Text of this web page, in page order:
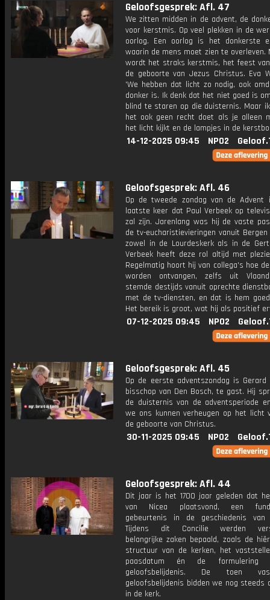
Geloofsgesprek: Afl. 47
We zitten midden in de advent, de
voor kerstmis. Op veel plekken in de
oorlog. Een oorlog is het donkerste
waarin de mens moet zien te overleven.
wordt het straks kerstmis, het feest
de geboorte van Jezus Christus. Eva
'We hebben dat licht zo nodig, ook
donker is. Ik denk dat het niet goed is
blind te staren op die duisternis. Maar
het ook geen recht doet als je alleen
het licht kijkt en de lampjes in de
14-12-2025 09:45 NPO2
Geloofsgesprek: Afl. 46
Op de tweede zondag van de
laatste keer dat Paul Verbeek op
zal zijn. Jarenlang was hij de vaste
de tv-eucharistievieringen vanuit Bergen
zowel in de Lourdeskerk als in de
Verbeek heeft deze rol altijd met
Regelmatig hoort hij van collega's hoe
worden ontvangen, zelfs uit
stemde destijds vanuit oprechte
met de tv-diensten, en dat is hem
Het bereik is groot, wat hij als positief
07-12-2025 09:45 NPO2
Geloofsgesprek: Afl. 45
Op de eerste adventszondag is Gerard
bisschop van Den Bosch, te gast. Hij
de duisternis van de adventsperiode
we ons kunnen verheugen op het licht
de geboorte van Christus.
30-11-2025 09:45 NPO2
Geloofsgesprek: Afl. 44
Dit jaar is het 1700 jaar geleden dat
van Nicea plaatsvond, een
gebeurtenis in de geschiedenis
Tijdens dit Concilie werden
belangrijke zaken bepaald, zoals de
structuur van de kerken, het
paasdatum én de formulering
geloofsbelijdenis. De toen
geloofsbelijdenis bidden we nog steeds
in de kerk.